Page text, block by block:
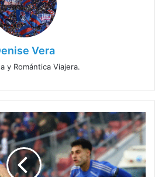
Vera
y Romántica Viajera.